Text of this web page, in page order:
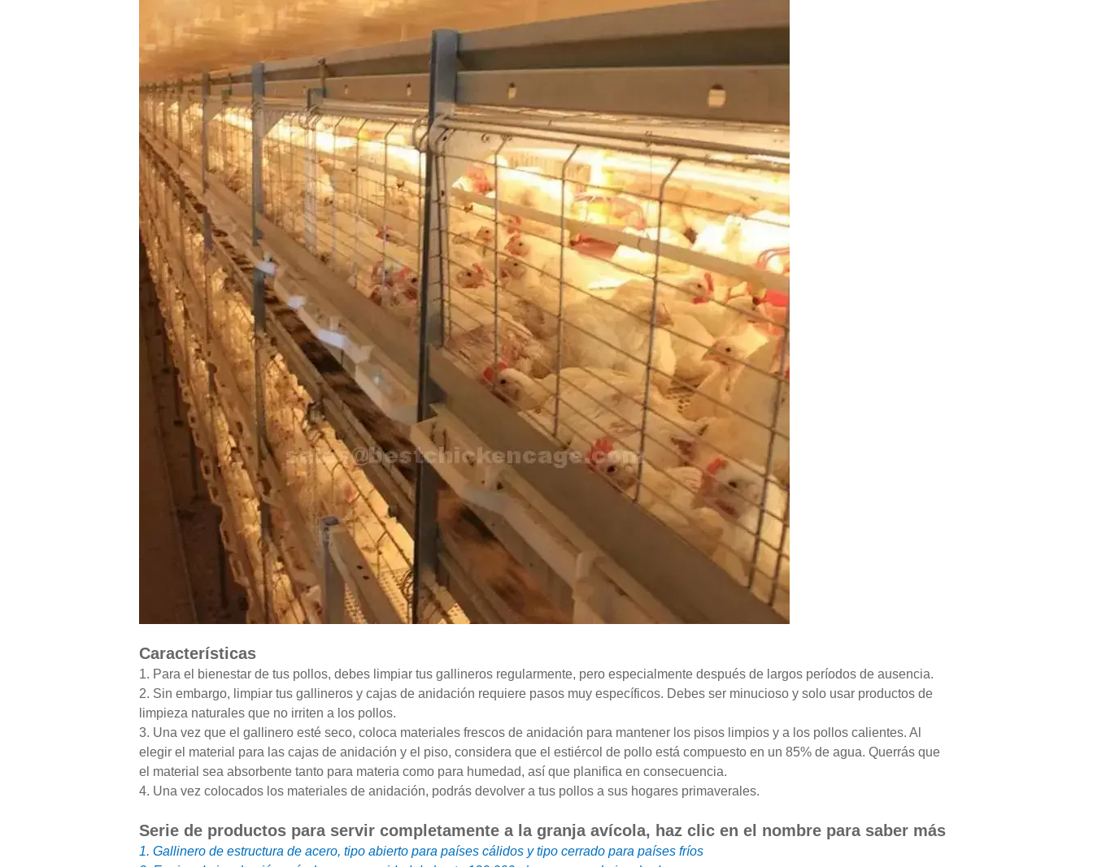
Características
1. Para el bienestar de tus pollos, debes limpiar tus gallineros regularmente, pero especialmente después de largos períodos de ausencia.
2. Sin embargo, limpiar tus gallineros y cajas de anidación requiere pasos muy específicos. Debes ser minucioso y solo usar productos de
limpieza naturales que no irriten a los pollos.
3. Una vez que el gallinero esté seco, coloca materiales frescos de anidación para mantener los pisos limpios y a los pollos calientes. Al
elegir el material para las cajas de anidación y el piso, considera que el estiércol de pollo está compuesto en un 85% de agua. Querrás que
el material sea absorbente tanto para materia como para humedad, así que planifica en consecuencia.
4. Una vez colocados los materiales de anidación, podrás devolver a tus pollos a sus hogares primaverales.
Serie de productos para servir completamente a la granja avícola, haz clic en el nombre para saber más
1. Gallinero de estructura de acero, tipo abierto para países cálidos y tipo cerrado para países fríos